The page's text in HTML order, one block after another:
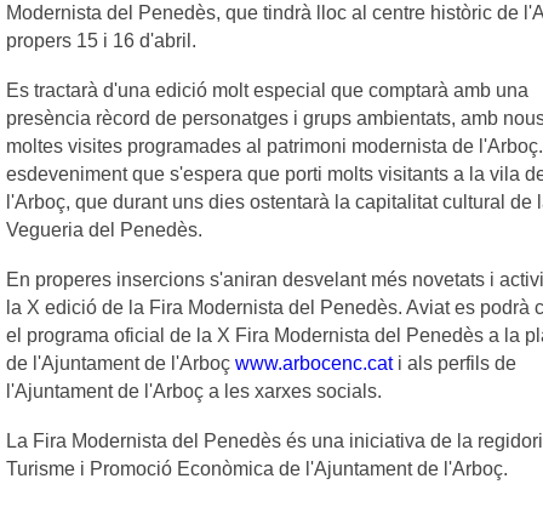
Modernista del Penedès, que tindrà lloc al centre històric de
propers 15 i 16 d'abril.
Es tractarà d'una edició molt especial que comptarà amb una
presència rècord de personatges i grups ambientats, amb
moltes visites programades al patrimoni modernista de
esdeveniment que s'espera que porti molts visitants a la vila
l'Arboç, que durant uns dies ostentarà la capitalitat cultural de
Vegueria del Penedès.
En properes insercions s'aniran desvelant més novetats i
la X edició de la Fira Modernista del Penedès. Aviat es podrà
el programa oficial de la X Fira Modernista del Penedès a la
de l'Ajuntament de l'Arboç www.arbocenc.cati als perfils de
l'Ajuntament de l'Arboç a les xarxes socials.
La Fira Modernista del Penedès és una iniciativa de la
Turisme i Promoció Econòmica de l'Ajuntament de l'Arboç.